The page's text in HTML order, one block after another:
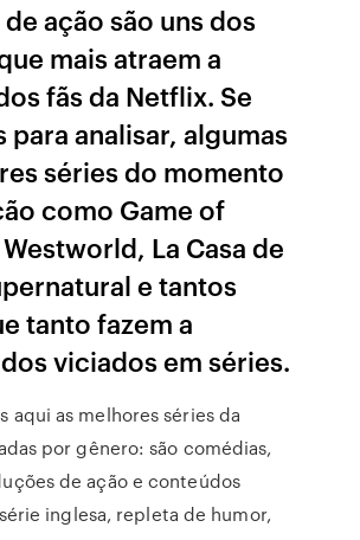
ação são uns dos
mais atraem a
fãs da Netflix. Se
para analisar, algumas
séries do momento
como Game of
La Casa de
e tantos
tanto fazem a
viciados em séries.
aqui as melhores séries da
por gênero: são comédias,
de ação e conteúdos
inglesa, repleta de humor,